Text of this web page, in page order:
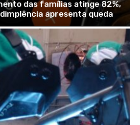
das famílias atinge 82%,
apresenta queda